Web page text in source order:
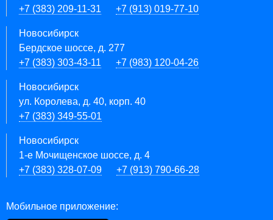
+7 (383) 209-11-31
+7 (913) 019-77-10
Новосибирск
Бердское шоссе, д. 277
+7 (383) 303-43-11
+7 (983) 120-04-26
Новосибирск
ул. Королева, д. 40, корп. 40
+7 (383) 349-55-01
Новосибирск
1-е Мочищенское шоссе, д. 4
+7 (383) 328-07-09
+7 (913) 790-66-28
Мобильное приложение: